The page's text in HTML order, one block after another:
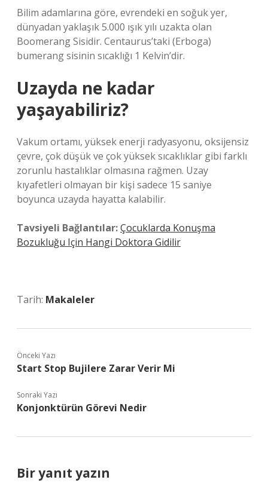
Bilim adamlarına göre, evrendeki en soğuk yer,
dünyadan yaklaşık 5.000 ışık yılı uzakta olan
Boomerang Sisidir. Centaurus’taki (Erboga)
bumerang sisinin sıcaklığı 1 Kelvin’dir.
Uzayda ne kadar
yaşayabiliriz?
Vakum ortamı, yüksek enerji radyasyonu, oksijensiz
çevre, çok düşük ve çok yüksek sıcaklıklar gibi farklı
zorunlu hastalıklar olmasına rağmen. Uzay
kıyafetleri olmayan bir kişi sadece 15 saniye
boyunca uzayda hayatta kalabilir.
Tavsiyeli Bağlantılar:Çocuklarda Konuşma
Bozukluğu Için Hangi Doktora Gidilir
Tarih: Makaleler
Önceki Yazı
Start Stop Bujilere Zarar Verir Mi
Sonraki Yazı
Konjonktürün Görevi Nedir
Bir yanıt yazın